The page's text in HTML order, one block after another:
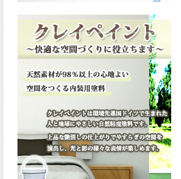
2026.03.13
滑らかな塗膜は従来の屋根用
塗料と比べ、滑らかな塗膜表
面を形成し、光沢が高く、抜
群の仕上がり性を提供、一液
プレミアムルーフシリコンが
新しく販売開始致しました。
ご購入はこちらから。
2026.03.12
無機顔料の表面を高緻密ダブ
ルシールド層でガードするこ